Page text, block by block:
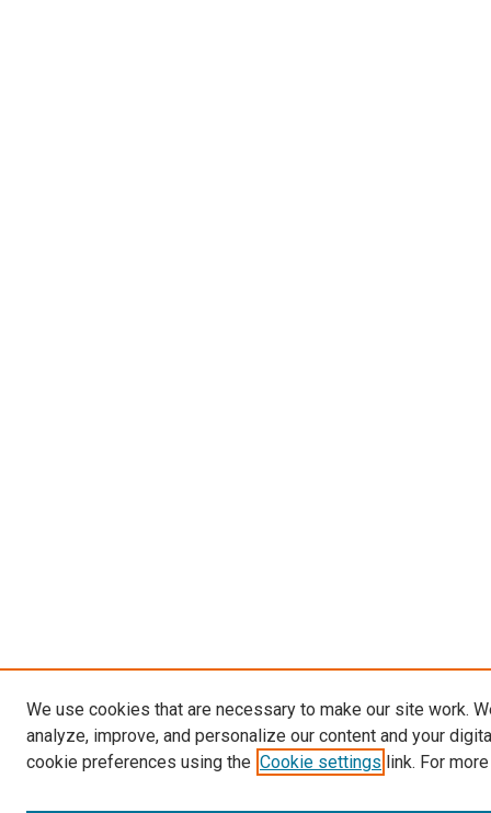
We use cookies that are necessary to make our site work.
analyze, improve, and personalize our content and your
cookie preferences using the Cookie settings link. For